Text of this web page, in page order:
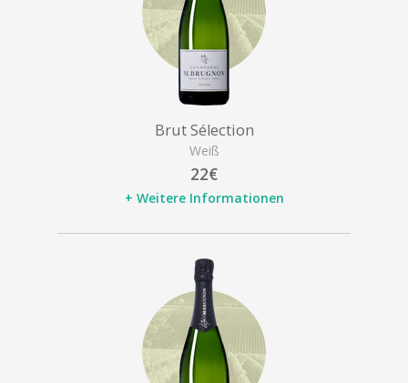
Brut Sélection
Weiß
22€
+ Weitere Informationen